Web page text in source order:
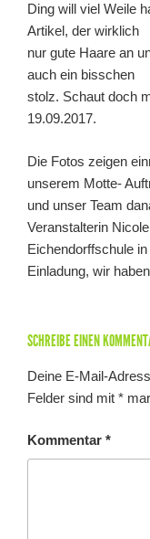
Ding will viel Weile
Artikel, der wirklich
nur gute Haare an
auch ein bisschen
stolz. Schaut doch
19.09.2017.
Die Fotos zeigen
unserem Motte-
und unser Team
Veranstalterin
Eichendorffschule
Einladung, wir
SCHREIBE EINEN
Deine E-Mail-
Felder sind mit *
Kommentar *